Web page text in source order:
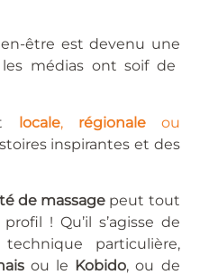
être est devenu une
médias ont soif de
locale, régionaleou
inspirantes et des
de massage peut tout
! Qu’il s’agisse de
particulière,
ou le Kobido, ou de